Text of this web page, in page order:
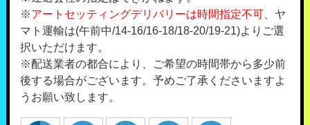
※アートセッティングデリバリーは時間指定不可 、ヤ
マト運輸は(午前中/14-16/16-18/18-20/19-21)よりご選
択いただけます。
※配送業者の都合により、ご希望の時間帯から多少前
後する場合がございます。予めご了承くださいますよ
うお願い致します。